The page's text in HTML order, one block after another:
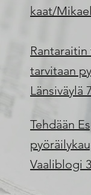
kaat/
tarvitaan
Länsiväylä
Tehdään
Vaaliblogi